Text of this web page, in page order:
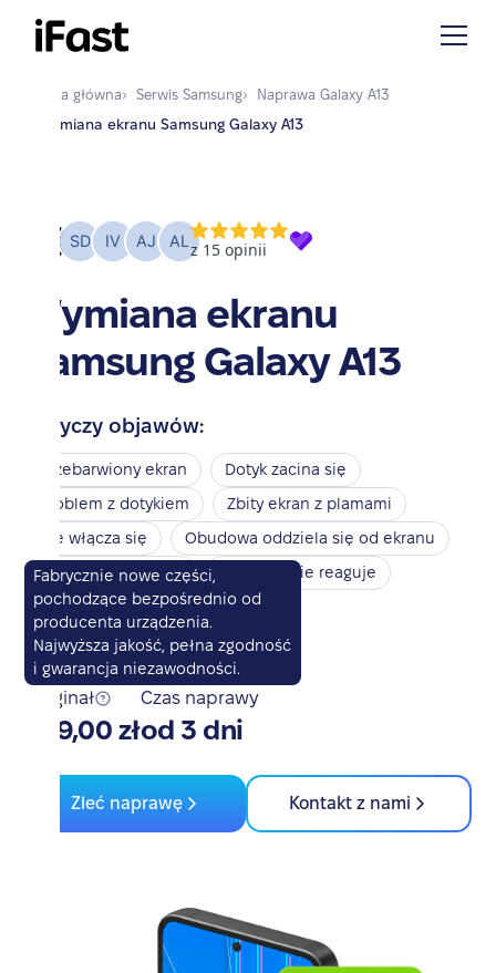
Strona główna› Serwis Samsung› Naprawa Galaxy A13
Wymiana ekranu Samsung Galaxy A13
Wymiana ekranu
Samsung Galaxy A13
Dotyczy objawów:
Przebarwiony ekran
Dotyk zacina się
Problem z dotykiem
Zbity ekran z plamami
Nie włącza się
Obudowa oddziela się od ekranu
Touch ID nie działa
Touch ID nie reaguje
Przycisk power nie działa
Przycisk głośności nie działa
Oryginał
Fabrycznie nowe części,
pochodzące bezpośrednio od
producenta urządzenia.
Najwyższa jakość, pełna zgodność
i gwarancja niezawodności.
339,00 zł
Czas naprawy
od 3 dni
Zleć naprawę Kontakt z nami